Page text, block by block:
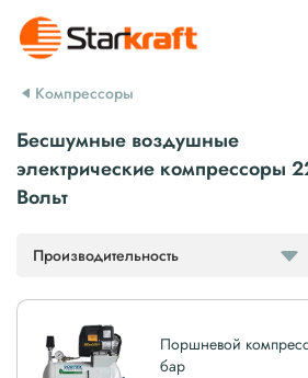
Компрессоры
Бесшумные воздушные
электрические компрессоры
Вольт
Производительность
Поршневой
бар